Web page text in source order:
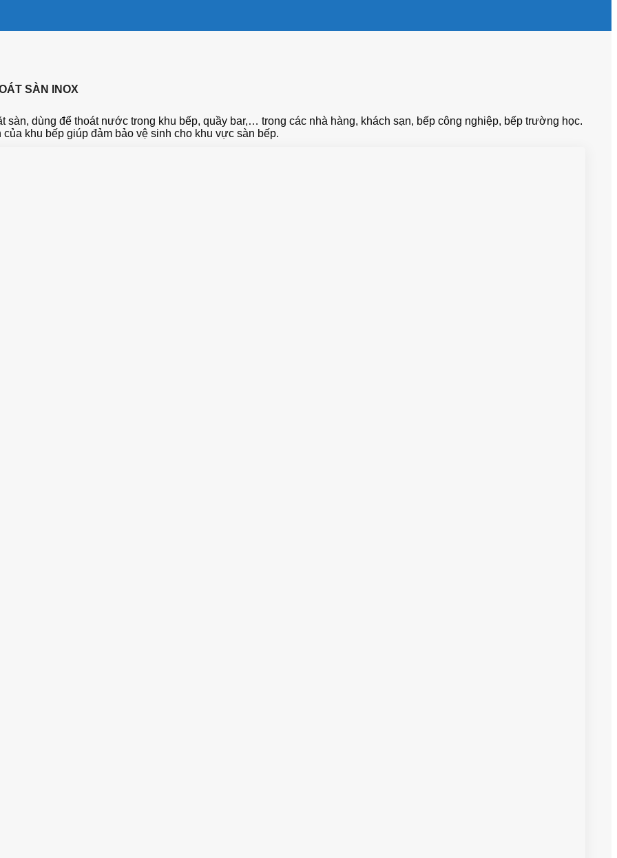
SÀN INOX
dùng để thoát nước trong khu bếp, quầy bar,… trong các nhà hàng, khách sạn, bếp công nghiệp, bếp trường học.
khu bếp giúp đảm bảo vệ sinh cho khu vực sàn bếp.